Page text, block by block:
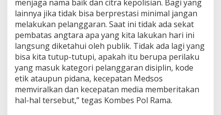
B
e
r
p
r
e
t
a
s
i
menjaga nama baik dan citra kepolisian. Bagi yang
lainnya jika tidak bisa berprestasi minimal jangan
melakukan pelanggaran. Saat ini tidak ada sekat
pembatas angtara apa yang kita lakukan hari ini
langsung diketahui oleh publik. Tidak ada lagi yang
bisa kita tutup-tutupi, apakah itu berupa perilaku
yang masuk kategori pelanggaran disiplin, kode
etik ataupun pidana, kecepatan Medsos
memviralkan dan kecepatan media memberitakan
hal-hal tersebut,” tegas Kombes Pol Rama.